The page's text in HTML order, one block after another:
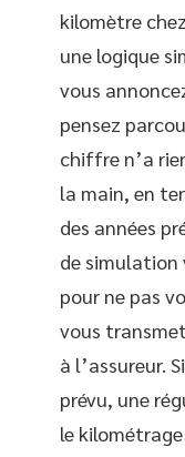
kilomètre
une logique
vous
pensez
chiffre n’a
la main, en
des années
de simulation
pour ne pas
vous
à l’assureur.
prévu, une
le